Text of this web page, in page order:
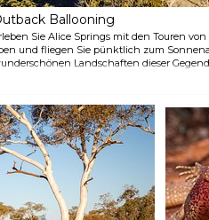
Ballooning
Sie Alice Springs mit den Touren
und fliegen Sie pünktlich zum
Landschaften dieser
2-24 Passagiere, so dass Sie sowohl als
Ihre Fahrt zu einem unvergesslichen